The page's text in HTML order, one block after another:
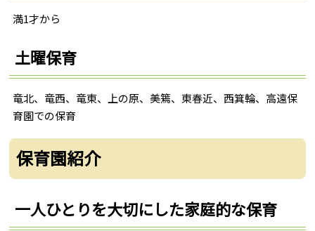
満1才から
土曜保育
竜北、竜西、竜東、上の原、美篶、東春近、西箕輪、高遠保
育園での保育
保育園紹介
一人ひとりを大切にした家庭的な保育